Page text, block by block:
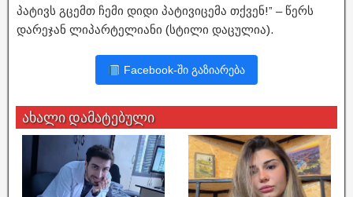
პატივს გცემთ ჩემი დიდი პატივიცემა თქვენ!” – წერს
დარეჯან ლიპარტელიანი (სტილი დაცულია).
Facebook-ში გაზიარება
ახალი დამატებული